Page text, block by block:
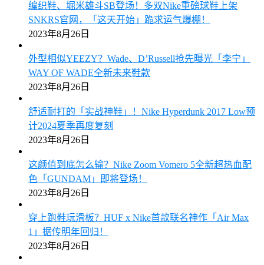
编织鞋、堀米雄斗SB登场！多双Nike重磅球鞋上架
SNKRS官网，「这天开始」跪求运气爆棚！
2023年8月26日
外型相似YEEZY？Wade、D’Russell抢先曝光「李宁」
WAY OF WADE全新未来鞋款
2023年8月26日
舒适耐打的「实战神鞋」！Nike Hyperdunk 2017 Low预
计2024夏季再度复刻
2023年8月26日
这颜值到底怎么输？Nike Zoom Vomero 5全新超热血配
色「GUNDAM」即将登场！
2023年8月26日
穿上跑鞋玩滑板？HUF x Nike首款联名神作「Air Max
1」据传明年回归！
2023年8月26日